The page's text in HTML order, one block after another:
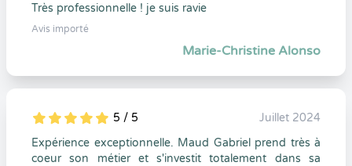
Très professionnelle ! je suis ravie
Avis importé
Marie-Christine Alonso
5
1
5
0 5 / 5
Juillet 2024
Expérience exceptionnelle. Maud Gabriel prend très à
coeur son métier et s'investit totalement dans sa